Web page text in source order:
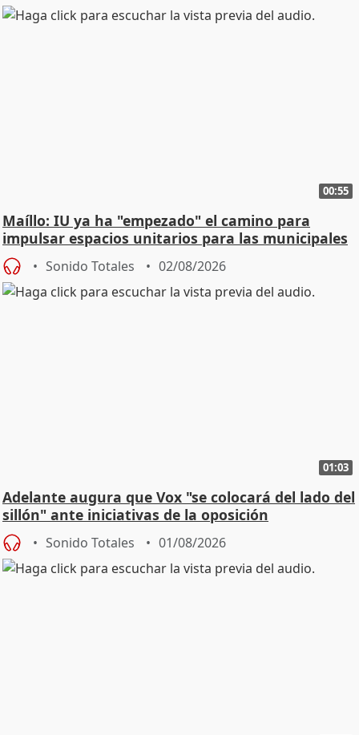
00:55
Maíllo: IU ya ha "empezado" el camino para
impulsar espacios unitarios para las municipales
Sonido Totales 02/08/2026
01:03
Adelante augura que Vox "se colocará del lado del
sillón" ante iniciativas de la oposición
Sonido Totales 01/08/2026